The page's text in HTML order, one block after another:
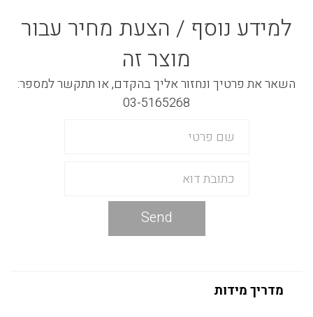
למידע נוסף / הצעת מחיר עבור
מוצר זה
השאר את פרטיך ונחזור אליך בהקדם, או תתקשר למספר:
03-5165268
Send
מדריך מידות